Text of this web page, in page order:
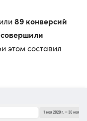
89 конверсий
этом составил